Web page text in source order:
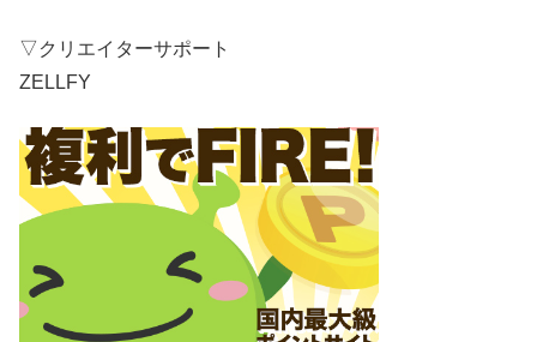
▽クリエイターサポート
ZELLFY